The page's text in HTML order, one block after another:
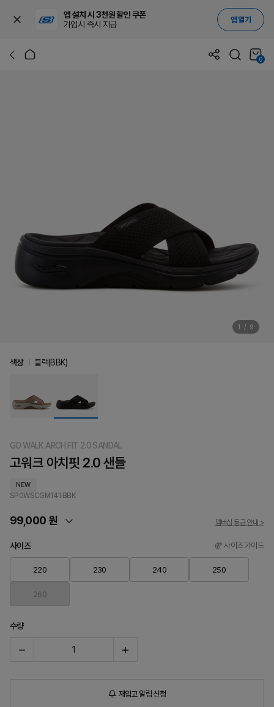
앱 설치 시 3천원 할인 쿠폰
가입시 즉시 지급
앱 열기
0
1 / 9
GO WALK ARCH FIT 2.0 SANDAL
고워크 아치핏 2.0 샌들
NEW
SP0WSCGM141 BBK
99,000 원 멤버십 등급 안내 >
색상 블랙(BBK)
사이즈 사이즈 가이드
220 230 240 250
260
수량
재입고 알림 신청